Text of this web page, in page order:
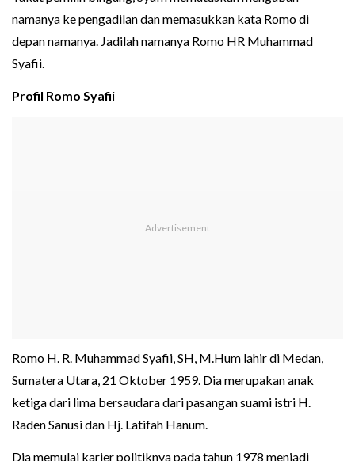
namanya ke pengadilan dan memasukkan kata Romo di
depan namanya. Jadilah namanya Romo HR Muhammad
Syafii.
Profil Romo Syafii
Romo H. R. Muhammad Syafii, SH, M.Hum lahir di Medan,
Sumatera Utara, 21 Oktober 1959. Dia merupakan anak
ketiga dari lima bersaudara dari pasangan suami istri H.
Raden Sanusi dan Hj. Latifah Hanum.
Dia memulai karier politiknya pada tahun 1978 menjadi